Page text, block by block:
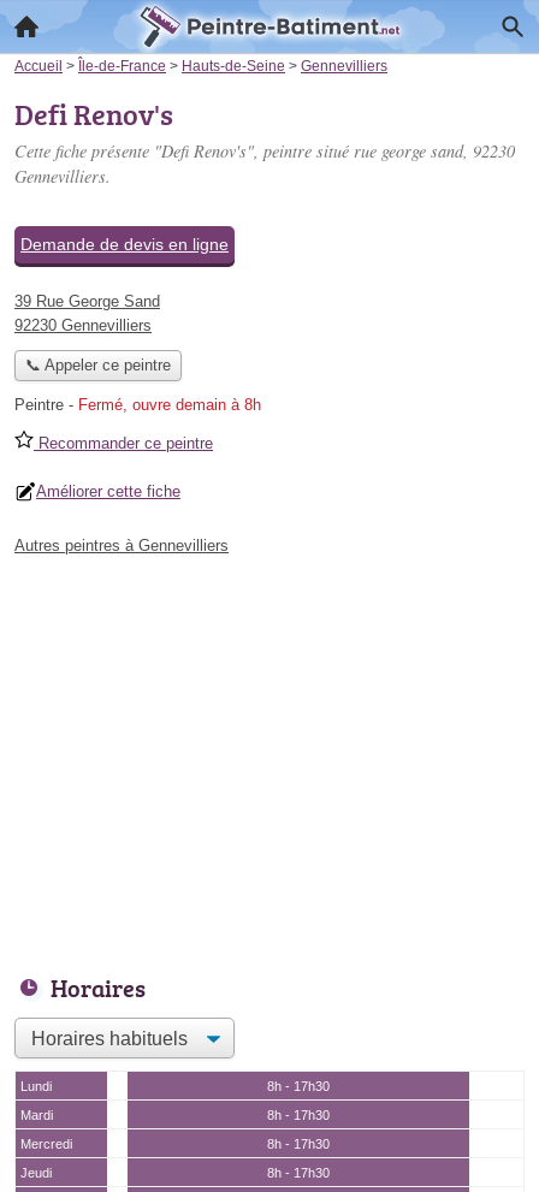
Accueil > Île-de-France > Hauts-de-Seine > Gennevilliers
Defi Renov's
Cette fiche présente "Defi Renov's", peintre situé rue george sand, 92230
Gennevilliers.
Demande de devis en ligne
39 Rue George Sand
92230 Gennevilliers
📞 Appeler ce peintre
Peintre - Fermé, ouvre demain à 8h
Recommander ce peintre
Améliorer cette fiche
Autres peintres à Gennevilliers
Horaires
Lundi
8h - 17h30
Mardi
8h - 17h30
Mercredi
8h - 17h30
Jeudi
8h - 17h30